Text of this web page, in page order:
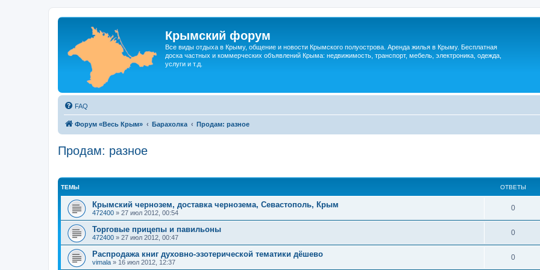
Крымский форум
Все виды отдыха в Крыму, общение и новости Крымского полуострова. Аренда жилья в Крыму. Бесплатная
доска частных и коммерческих объявлений Крыма: недвижимость, транспорт, мебель, электроника, одежда,
услуги и т.д.
FAQ
Форум «Весь Крым» Барахолка Продам: разное
Продам: разное
ТЕМЫ ОТВЕТЫ
Крымский чернозем, доставка чернозема, Севастополь, Крым
472400 » 27 июл 2012, 00:54
0
Торговые прицепы и павильоны
472400 » 27 июл 2012, 00:47
0
Распродажа книг духовно-эзотерической тематики дёшево
vimala » 16 июл 2012, 12:37
0